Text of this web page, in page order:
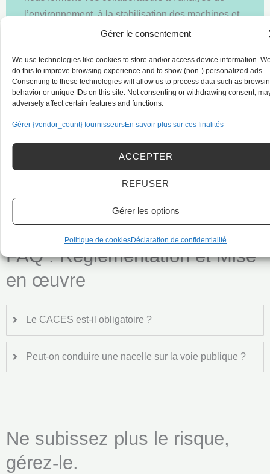
Gérer le consentement
We use technologies like cookies to store and/or access device information.
do this to improve browsing experience and to show (non-) personalized ads.
Consenting to these technologies will allow us to process data such as
behavior or unique IDs on this site. Not consenting or withdrawing consent,
adversely affect certain features and functions.
Gérer {vendor_count} fournisseursEn savoir plus sur ces finalités
ACCEPTER
REFUSER
Gérer les options
Politique de cookiesDéclaration de confidentialité
l’environnement, à la stabilisation des machines et
à la gestion des risques de basculement.
une exigence réglementaire en unatout de
performance opérationnelle, grâce à un
accompagnement expert et un organisme
Qualiopi , gage de sérieux pour une mise en
Vous inscrire à la prochaine session de
FAQ : Réglementation et Mise
en œuvre
Le CACES est-il obligatoire ?
Peut-on conduire une nacelle sur la voie publique ?
Ne subissez plus le risque,
gérez-le.